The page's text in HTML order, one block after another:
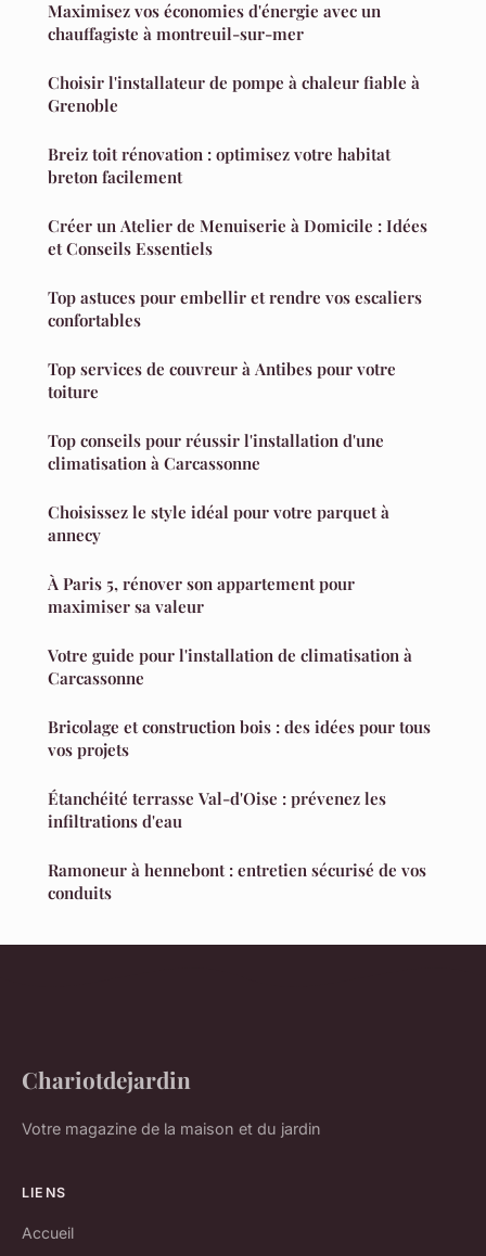
Maximisez vos économies d'énergie avec un
chauffagiste à montreuil-sur-mer
Choisir l'installateur de pompe à chaleur fiable à
Grenoble
Breiz toit rénovation : optimisez votre habitat
breton facilement
Créer un Atelier de Menuiserie à Domicile : Idées
et Conseils Essentiels
Top astuces pour embellir et rendre vos escaliers
confortables
Top services de couvreur à Antibes pour votre
toiture
Top conseils pour réussir l'installation d'une
climatisation à Carcassonne
Choisissez le style idéal pour votre parquet à
annecy
À Paris 5, rénover son appartement pour
maximiser sa valeur
Votre guide pour l'installation de climatisation à
Carcassonne
Bricolage et construction bois : des idées pour tous
vos projets
Étanchéité terrasse Val-d'Oise : prévenez les
infiltrations d'eau
Ramoneur à hennebont : entretien sécurisé de vos
conduits
Chariotdejardin
Votre magazine de la maison et du jardin
LIENS
Accueil